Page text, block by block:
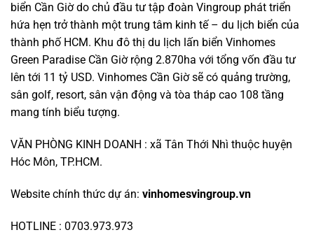
biển Cần Giờ do chủ đầu tư tập đoàn Vingroup phát triển
hứa hẹn trở thành một trung tâm kinh tế – du lịch biển của
thành phố HCM. Khu đô thị du lịch lấn biển Vinhomes
Green Paradise Cần Giờ rộng 2.870ha với tổng vốn đầu tư
lên tới 11 tỷ USD. Vinhomes Cần Giờ sẽ có quảng trường,
sân golf, resort, sân vận động và tòa tháp cao 108 tầng
mang tính biểu tượng.
VĂN PHÒNG KINH DOANH : xã Tân Thới Nhì thuộc huyện
Hóc Môn, TP.HCM.
Website chính thức dự án: vinhomesvingroup.vn
HOTLINE : 0703.973.973